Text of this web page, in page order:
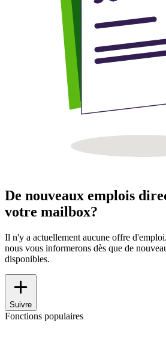
De nouveaux emplois
votre mailbox?
Il n'y a actuellement aucune offre
nous vous informerons dès que de
disponibles.
Suivre
Fonctions populaires